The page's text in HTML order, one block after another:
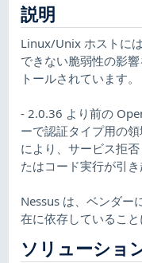
説明
Linux/Unix ホストに
できない脆弱性の影
トールされています。
- 2.0.36 より前の
ーで認証タイプ用の
により、サービス拒
たはコード実行が引
Nessus は、ベンダー
在に依存していること
ソリューショ